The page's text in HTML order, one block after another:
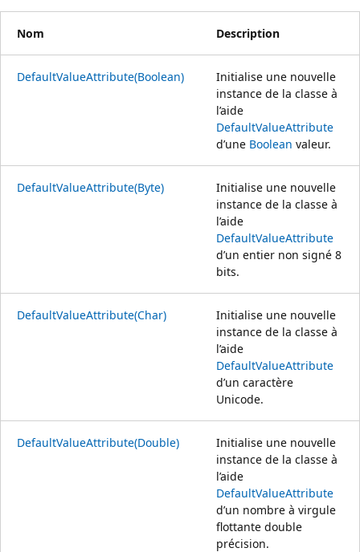
Nom Description
DefaultValueAttribute(Boolean)
Initialise une nouvelle
instance de la classe à
l’aide
DefaultValueAttribute
d’une Boolean valeur.
DefaultValueAttribute(Byte)
Initialise une nouvelle
instance de la classe à
l’aide
DefaultValueAttribute
d’un entier non signé 8
bits.
DefaultValueAttribute(Char)
Initialise une nouvelle
instance de la classe à
l’aide
DefaultValueAttribute
d’un caractère
Unicode.
DefaultValueAttribute(Double)
Initialise une nouvelle
instance de la classe à
l’aide
DefaultValueAttribute
d’un nombre à virgule
flottante double
précision.